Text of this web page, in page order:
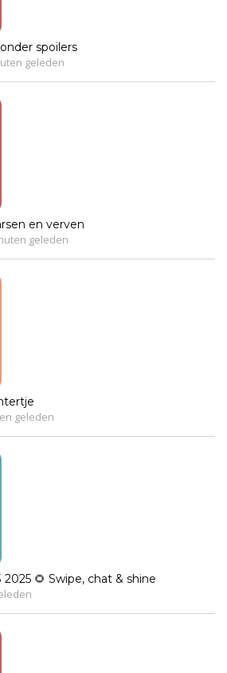
spoilers
geleden
en verven
geleden
geleden
🌻 Swipe, chat & shine